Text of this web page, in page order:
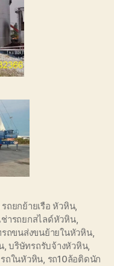
ถยกย้ายเรือ หัวหิน,
ช่ารถยกสไลด์หัวหิน,
ถขนส่งขนย้ายในหัวหิน,
,บริษัทรถรับจ้างหัวหิน,
ถในหัวหิน, รถ10ล้อติดนัก